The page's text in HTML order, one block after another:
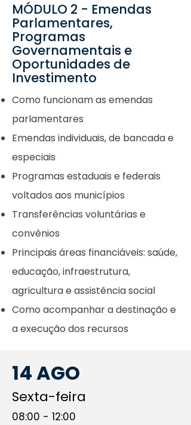
MÓDULO 2 - Emendas
Parlamentares,
Programas
Governamentais e
Oportunidades de
Investimento
Como funcionam as emendas
parlamentares
Emendas individuais, de bancada e
especiais
Programas estaduais e federais
voltados aos municípios
Transferências voluntárias e
convênios
Principais áreas financiáveis: saúde,
educação, infraestrutura,
agricultura e assistência social
Como acompanhar a destinação e
a execução dos recursos
14 AGO
Sexta-feira
08:00 - 12:00